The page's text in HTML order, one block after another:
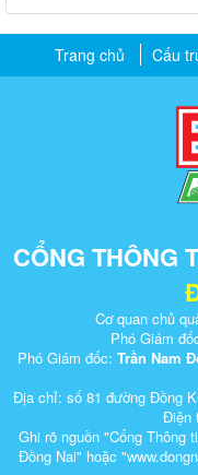
Trang chủ Cấu
CỔNG THÔNG
Cơ quan chủ
Phó Giám
Phó Giám đốc: Trần Nam
Địa chỉ: số 81 đường Đồng
Điện
Ghi rõ nguồn "Cổng Thông
Đồng Nai" hoặc